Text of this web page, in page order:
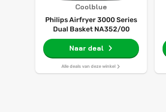
Coolblue
Philips Airfryer 3000 Series
Dual Basket NA352/00
Naar deal
Alle deals van deze winkel